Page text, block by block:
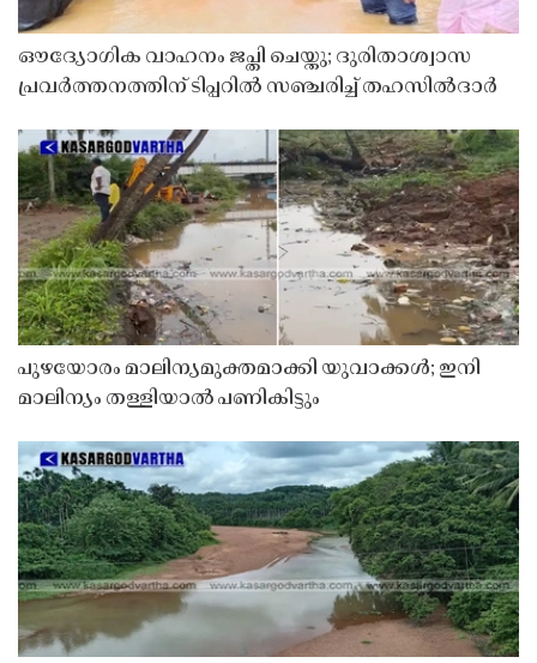
ഔദ്യോഗിക വാഹനം ജപ്തി ചെയ്തു; ദുരിതാശ്വാസ
പ്രവർത്തനത്തിന് ടിപ്പറിൽ സഞ്ചരിച്ച് തഹസിൽദാർ
പുഴയോരം മാലിന്യമുക്തമാക്കി യുവാക്കൾ; ഇനി
മാലിന്യം തള്ളിയാൽ പണികിട്ടും